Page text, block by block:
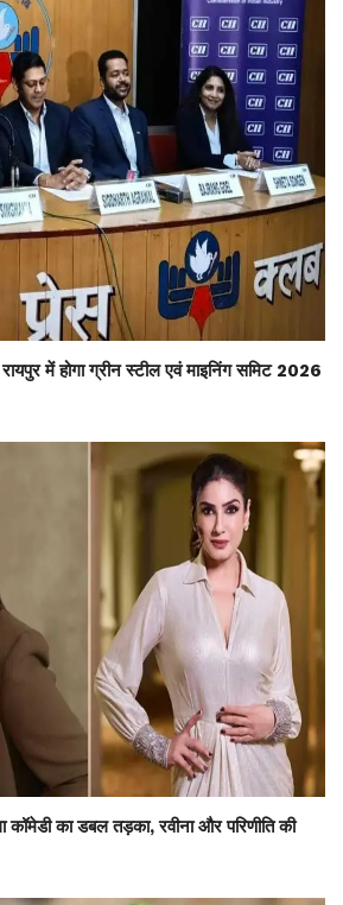
में होगा ग्रीन स्टील एवं माइनिंग समिट 2026
कॉमेडी का डबल तड़का, रवीना और परिणीति की